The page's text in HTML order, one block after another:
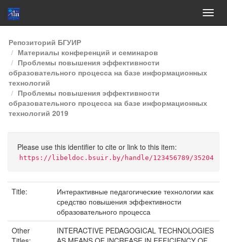
Skip
navigation
Репозиторий БГУИР
Материалы конференций и семинаров
Проблемы повышения эффективности
образовательного процесса на базе информационных
технологий
Проблемы повышения эффективности
образовательного процесса на базе информационных
технологий 2019
Please use this identifier to cite or link to this item:
https://libeldoc.bsuir.by/handle/123456789/35204
Title:
Интерактивные педагогические технологии как
средство повышения эффективности
образовательного процесса
Other
INTERACTIVE PEDAGOGICAL TECHNOLOGIES